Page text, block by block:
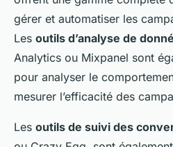
gérer et automatiser les
Les outils d’analyse de
Analytics ou Mixpanel sont
pour analyser le
mesurer l’efficacité des
Les outils de suivi des